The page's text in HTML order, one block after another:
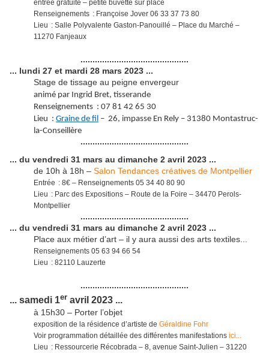
entrée gratuite – petite buvette sur place
Renseignements : Françoise Jover 06 33 37 73 80
Lieu : Salle Polyvalente Gaston-Panouillé – Place du Marché –
11270 Fanjeaux
.............................................
... lundi 27 et mardi 28 mars 2023 ...
Stage de tissage au peigne envergeur
animé par Ingrid Bret, tisserande
Renseignements : 07 81 42 65 30
Lieu : Graine de fil – 26, impasse En Rely – 31380 Montastruc-
la-Conseillère
.............................................
... du vendredi 31 mars au dimanche 2 avril 2023 ...
de 10h à 18h – Salon Tendances créatives de Montpellier
Entrée : 8€ – Renseignements 05 34 40 80 90
Lieu : Parc des Expositions – Route de la Foire – 34470 Perols-
Montpellier
.............................................
... du vendredi 31 mars au dimanche 2 avril 2023 ...
Place aux métier d’art – il y aura aussi des arts textiles...
Renseignements 05 63 94 66 54
Lieu : 82110 Lauzerte
.............................................
... samedi 1er avril 2023 ...
à 15h30 – Porter l’objet
exposition de la résidence d’artiste de Géraldine Fohr
Voir programmation détaillée des différentes manifestations ici...
Lieu : Ressourcerie Récobrada – 8, avenue Saint-Julien – 31220